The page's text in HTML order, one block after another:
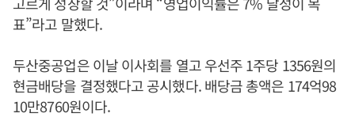
표”라고 말했다.
두산중공업은 이날 이사회를 열고 우선주 1주당 1356원의
현금배당을 결정했다고 공시했다. 배당금 총액은 174억98
10만8760원이다.